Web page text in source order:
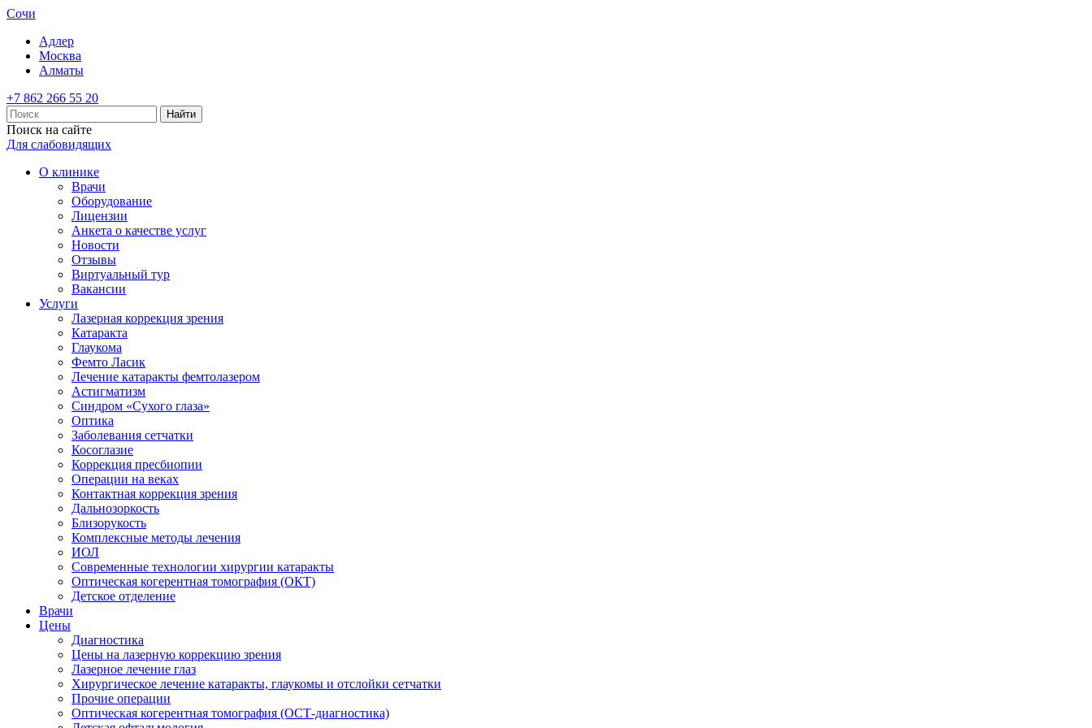
Сочи
Адлер
Москва
Алматы
+7 862 266 55 20
Найти
Поиск на сайте
Для слабовидящих
О клинике
Врачи
Оборудование
Лицензии
Анкета о качестве услуг
Новости
Отзывы
Виртуальный тур
Вакансии
Услуги
Лазерная коррекция зрения
Катаракта
Глаукома
Фемто Ласик
Лечение катаракты фемтолазером
Астигматизм
Синдром «Сухого глаза»
Оптика
Заболевания сетчатки
Косоглазие
Коррекция пресбиопии
Операции на веках
Контактная коррекция зрения
Дальнозоркость
Близорукость
Комплексные методы лечения
ИОЛ
Современные технологии хирургии катаракты
Оптическая когерентная томография (ОКТ)
Детское отделение
Врачи
Цены
Диагностика
Цены на лазерную коррекцию зрения
Лазерное лечение глаз
Хирургическое лечение катаракты, глаукомы и отслойки сетчатки
Прочие операции
Оптическая когерентная томография (ОСТ-диагностика)